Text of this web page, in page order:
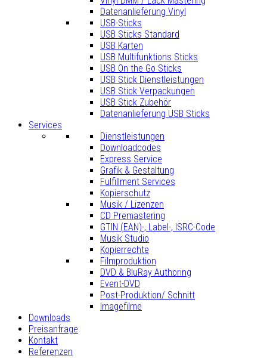
Datenanlieferung Vinyl
USB-Sticks
USB Sticks Standard
USB Karten
USB Multifunktions Sticks
USB On the Go Sticks
USB Stick Dienstleistungen
USB Stick Verpackungen
USB Stick Zubehör
Datenanlieferung USB Sticks
Services
Dienstleistungen
Downloadcodes
Express Service
Grafik & Gestaltung
Fulfillment Services
Kopierschutz
Musik / Lizenzen
CD Premastering
GTIN (EAN)-, Label-, ISRC-Code
Musik Studio
Kopierrechte
Filmproduktion
DVD & BluRay Authoring
Event-DVD
Post-Produktion/ Schnitt
Imagefilme
Downloads
Preisanfrage
Kontakt
Referenzen